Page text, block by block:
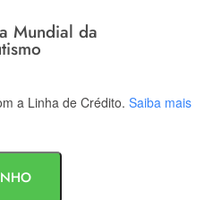
Mundial da
a Linha de Crédito. Saiba mais